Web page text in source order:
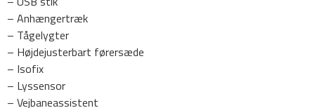
– Anhængertræk
– Tågelygter
– Højdejusterbart førersæde
– Isofix
– Lyssensor
– Vejbaneassistent